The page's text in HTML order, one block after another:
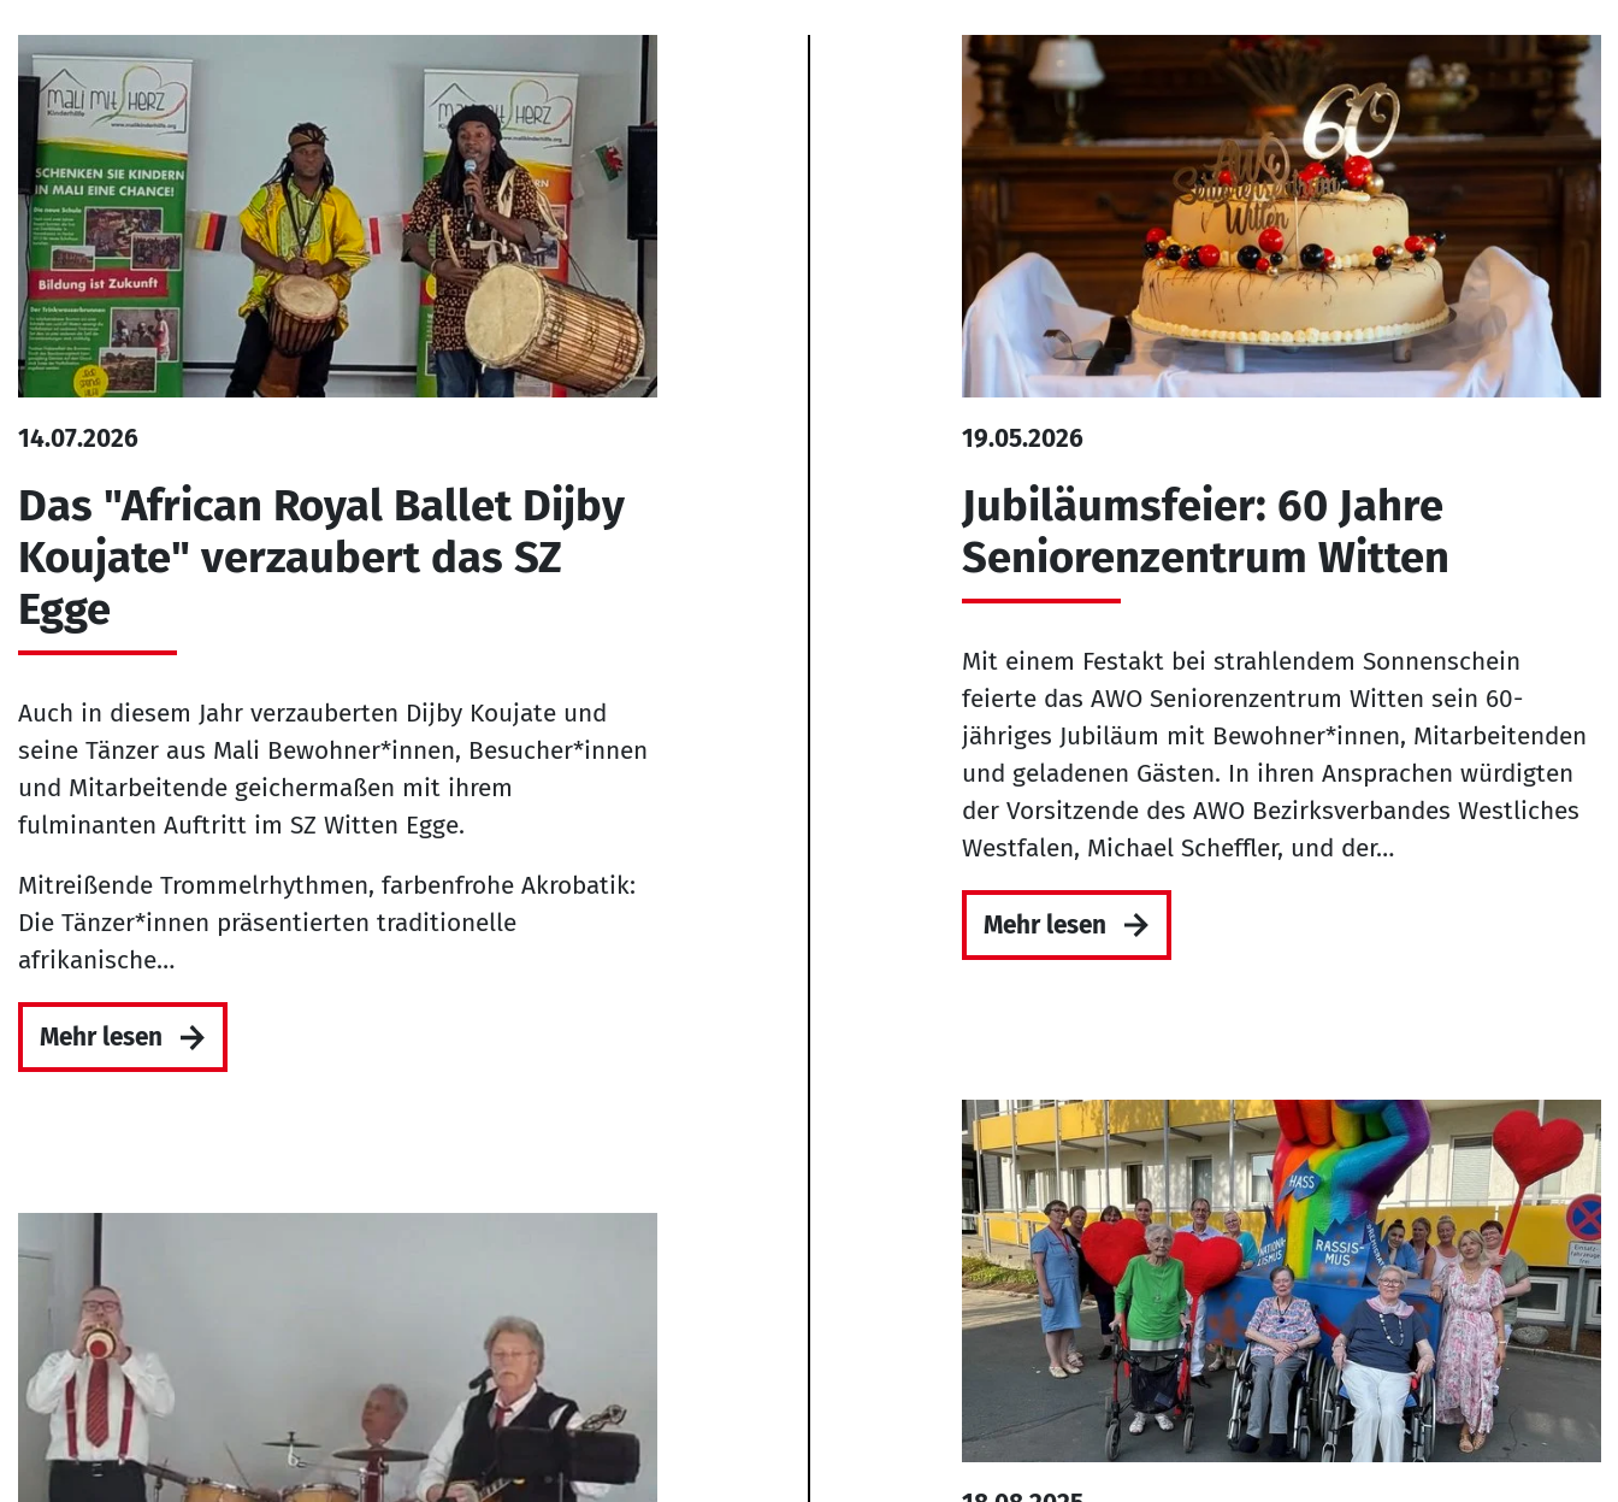
14.07.2026
Das "African Royal Ballet Dijby
Koujate" verzaubert das SZ
Egge
Auch in diesem Jahr verzauberten Dijby Koujate und
seine Tänzer aus Mali Bewohner*innen, Besucher*innen
und Mitarbeitende geichermaßen mit ihrem
fulminanten Auftritt im SZ Witten Egge.
Mitreißende Trommelrhythmen, farbenfrohe Akrobatik:
Die Tänzer*innen präsentierten traditionelle
afrikanische…
Mehr lesen
19.05.2026
Jubiläumsfeier: 60 Jahre
Seniorenzentrum Witten
Mit einem Festakt bei strahlendem Sonnenschein
feierte das AWO Seniorenzentrum Witten sein 60-
jähriges Jubiläum mit Bewohner*innen, Mitarbeitenden
und geladenen Gästen. In ihren Ansprachen würdigten
der Vorsitzende des AWO Bezirksverbandes Westliches
Westfalen, Michael Scheffler, und der…
Mehr lesen